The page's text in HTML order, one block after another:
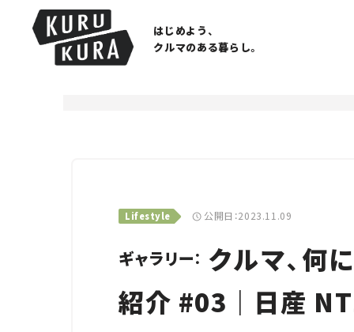
はじめよう、
クルマのある暮らし。
Lifestyle 公開日：2023.11.09
ギャラリー： クルマ、何
紹介 #03｜日産